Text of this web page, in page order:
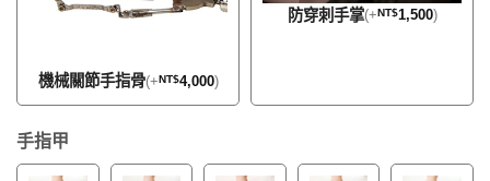
機械關節手指骨(+NT$4,000)
防穿刺手掌(+NT$1,500)
手指甲